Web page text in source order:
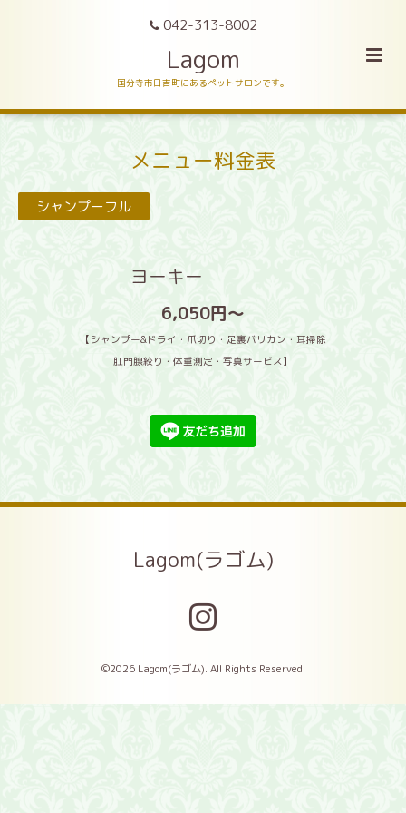
042-313-8002
Lagom
国分寺市日吉町にあるペットサロンです。
メニュー料金表
シャンプーフル
ヨーキー
6,050円〜
【シャンプー&ドライ・爪切り・足裏バリカン・耳掃除
肛門腺絞り・体重測定・写真サービス】
Lagom(ラゴム)
©2026 Lagom(ラゴム). All Rights Reserved.